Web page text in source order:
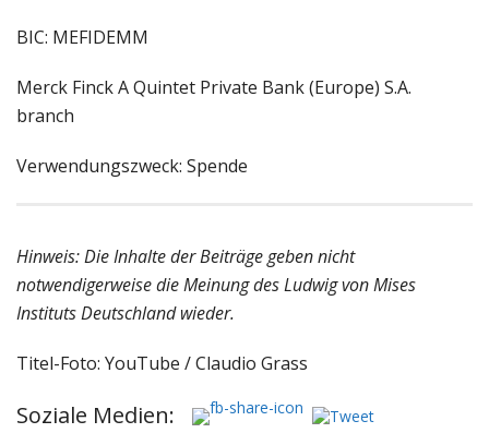
BIC: MEFIDEMM
Merck Finck A Quintet Private Bank (Europe) S.A.
branch
Verwendungszweck: Spende
Hinweis: Die Inhalte der Beiträge geben nicht
notwendigerweise die Meinung des Ludwig von Mises
Instituts Deutschland wieder.
Titel-Foto: YouTube / Claudio Grass
Soziale Medien: